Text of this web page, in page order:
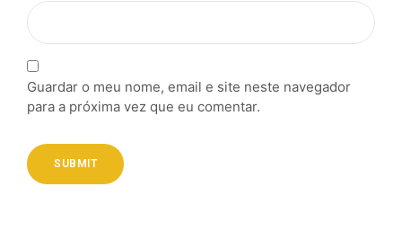
Guardar o meu nome, email e site neste navegador
para a próxima vez que eu comentar.
SUBMIT